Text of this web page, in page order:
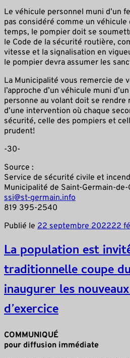
Le véhicule personnel muni d’un
pas considéré comme un véhicule
temps, le pompier doit se
le Code de la sécurité routière,
vitesse et la signalisation en
le pompier devra assumer les
La Municipalité vous remercie de
l’approche d’un véhicule muni
personne au volant doit se rendre
d’une intervention où chaque
sécurité, celle des pompiers et
prudent!
-30-
Source :
Service de sécurité civile et
Municipalité de Saint-Germain-de-
ssi@st-germain.info
819 395-2540
Publié le 22 septembre 202222
La population est
traditionnelle coupe
inaugurer les
d’exercice
COMMUNIQUÉ
pour diffusion immédiate